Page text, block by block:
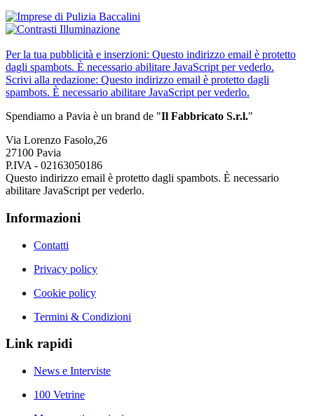
Per la tua pubblicità e inserzioni: Questo indirizzo email è protetto
dagli spambots. È necessario abilitare JavaScript per vederlo.
Scrivi alla redazione: Questo indirizzo email è protetto dagli
spambots. È necessario abilitare JavaScript per vederlo.
Spendiamo a Pavia è un brand de "Il Fabbricato S.r.l."
Via Lorenzo Fasolo,26
27100 Pavia
P.IVA - 02163050186
Questo indirizzo email è protetto dagli spambots. È necessario
abilitare JavaScript per vederlo.
Informazioni
Contatti
Privacy policy
Cookie policy
Termini & Condizioni
Link rapidi
News e Interviste
100 Vetrine